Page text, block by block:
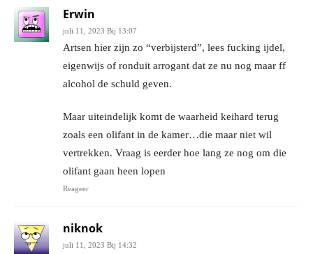
Erwin
juli 11, 2023 Bij 13:07
Artsen hier zijn zo “verbijsterd”, lees fucking ijdel,
eigenwijs of ronduit arrogant dat ze nu nog maar ff
alcohol de schuld geven.
Maar uiteindelijk komt de waarheid keihard terug
zoals een olifant in de kamer…die maar niet wil
vertrekken. Vraag is eerder hoe lang ze nog om die
olifant gaan heen lopen
Reageer
niknok
juli 11, 2023 Bij 14:32